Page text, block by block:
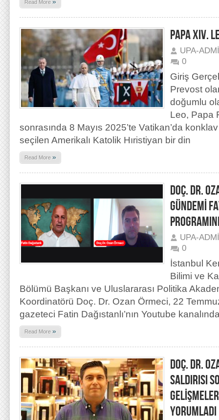
Read More
PAPA XIV.
UPA-
0
Giriş
Prevost
doğumlu
Leo, Papa
sonrasında 8 Mayıs 2025’te Vatikan’da
seçilen Amerikalı Katolik Hıristiyan bir din
Read More »
DOÇ. DR.
GÜNDEMİ
UPA-
0
İstanbul
Bilimi ve
Bölümü Başkanı ve Uluslararası Politika
Koordinatörü Doç. Dr. Ozan Örmeci, 22
gazeteci Fatin Dağıstanlı’nın Youtube
Read More »
DOÇ. DR.
SALDIRISI
YORUMLADI